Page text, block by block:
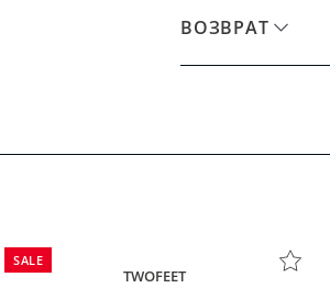
ВОЗВРАТ
SALE
TWOFEET